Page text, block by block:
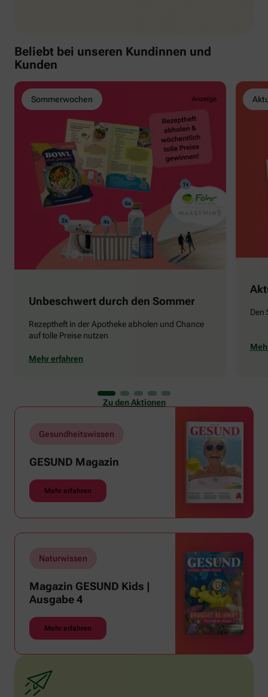
Beliebt bei unseren Kundinnen und
Kunden
Sommerwochen
Unbeschwert durch den Sommer
Rezeptheft in der Apotheke abholen und Chance
auf tolle Preise nutzen
Mehr erfahren
Den
Zu den Aktionen
Gesundheitswissen
GESUND Magazin
Mehr erfahren
Naturwissen
Magazin GESUND Kids |
Ausgabe 4
Mehr erfahren